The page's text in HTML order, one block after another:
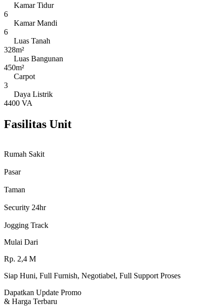
Kamar Tidur
6
Kamar Mandi
6
Luas Tanah
328m²
Luas Bangunan
450m²
Carpot
3
Daya Listrik
4400 VA
Fasilitas Unit
Rumah Sakit
Pasar
Taman
Security 24hr
Jogging Track
Mulai Dari
Rp. 2,4 M
Siap Huni, Full Furnish, Negotiabel, Full Support Proses
Dapatkan Update Promo
& Harga Terbaru